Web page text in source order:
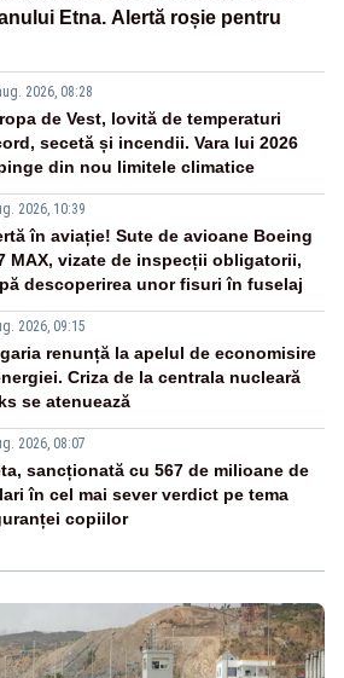
Etna. Alertă roșie pentru
2026, 08:28
de Vest, lovită de temperaturi
secetă și incendii. Vara lui 2026
din nou limitele climatice
2026, 10:39
în aviație! Sute de avioane Boeing
MAX, vizate de inspecții obligatorii,
descoperirea unor fisuri în fuselaj
2026, 09:15
renunță la apelul de economisire
Criza de la centrala nucleară
se atenuează
2026, 08:07
sancționată cu 567 de milioane de
în cel mai sever verdict pe tema
copiilor